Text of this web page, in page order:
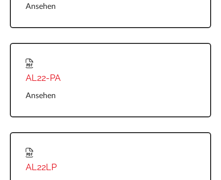
Ansehen
AL22-PA
Ansehen
AL22LP